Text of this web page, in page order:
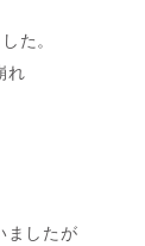
た。
れ
ましたが